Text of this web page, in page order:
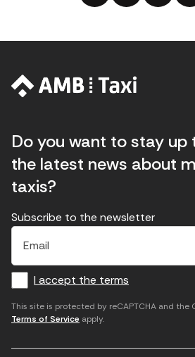
Do you want to stay
the latest news about
taxis?
E
f
o
r
m
E
c
a
m
p
H
u
d
'
a
×
Subscribe to the newsletter
E
a
i
l
I accept the terms
This site is protected by reCAPTCHA and the
Terms of Service apply.